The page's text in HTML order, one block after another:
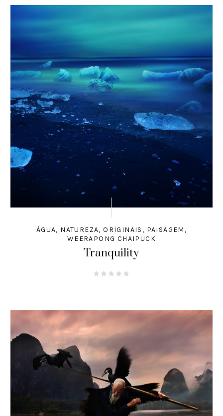
ÁGUA, NATUREZA,ORIGINAIS , PAISAGEM ,
WEERAPONG CHAIPUCK
Tranquility